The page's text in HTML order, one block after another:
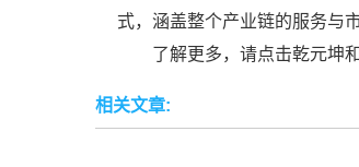
式，涵盖整个产业链的服务与
了解更多，请点击乾元坤和
相关文章: